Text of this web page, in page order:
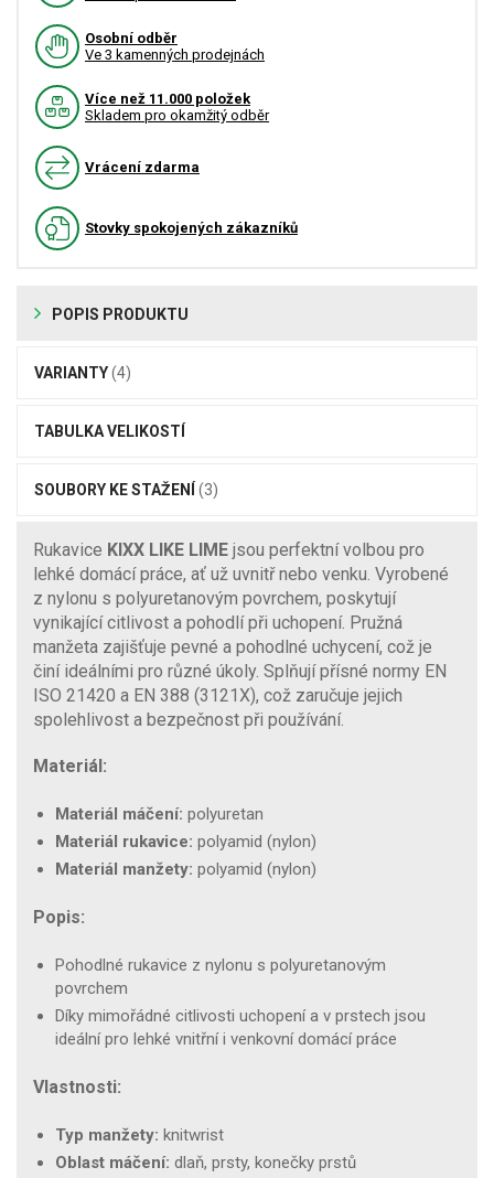
Osobní odběr
Ve 3 kamenných prodejnách
Více než 11.000 položek
Skladem pro okamžitý odběr
Vrácení zdarma
Stovky spokojených zákazníků
POPIS PRODUKTU
VARIANTY(4)
TABULKA VELIKOSTÍ
SOUBORY KE STAŽENÍ (3)
Rukavice KIXX LIKE LIME jsou perfektní volbou pro
lehké domácí práce, ať už uvnitř nebo venku. Vyrobené
z nylonu s polyuretanovým povrchem, poskytují
vynikající citlivost a pohodlí při uchopení. Pružná
manžeta zajišťuje pevné a pohodlné uchycení, což je
činí ideálními pro různé úkoly. Splňují přísné normy EN
ISO 21420 a EN 388 (3121X), což zaručuje jejich
spolehlivost a bezpečnost při používání.
Materiál:
Materiál máčení: polyuretan
Materiál rukavice: polyamid (nylon)
Materiál manžety: polyamid (nylon)
Popis:
Pohodlné rukavice z nylonu s polyuretanovým
povrchem
Díky mimořádné citlivosti uchopení a v prstech jsou
ideální pro lehké vnitřní i venkovní domácí práce
Vlastnosti:
Typ manžety: knitwrist
Oblast máčení: dlaň, prsty, konečky prstů